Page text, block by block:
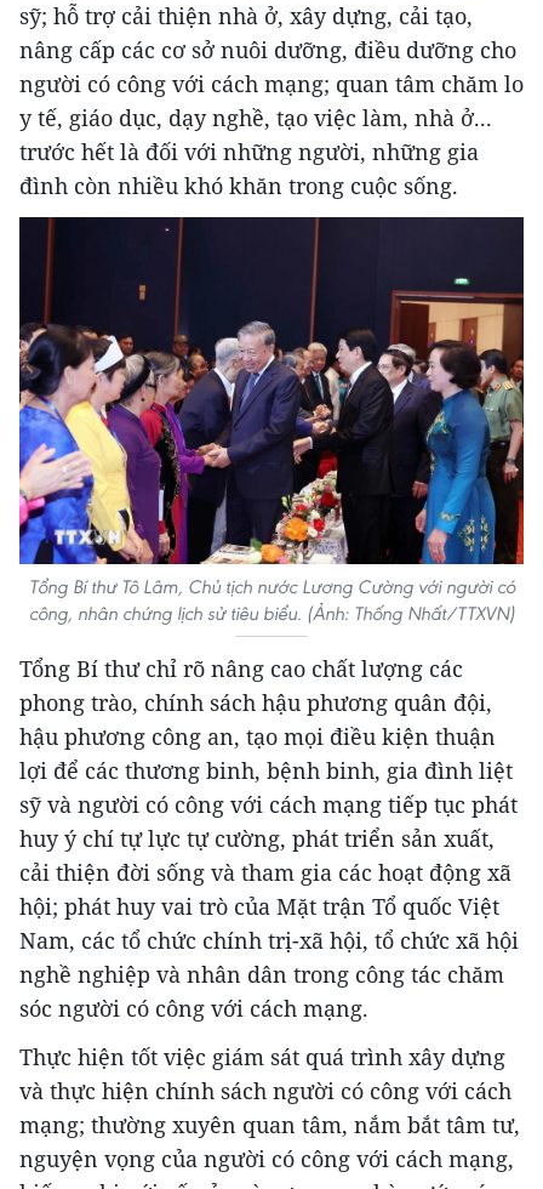
sỹ; hỗ trợ cải thiện nhà ở, xây dựng, cải tạo,
nâng cấp các cơ sở nuôi dưỡng, điều dưỡng cho
người có công với cách mạng; quan tâm chăm lo
y tế, giáo dục, dạy nghề, tạo việc làm, nhà ở...
trước hết là đối với những người, những gia
đình còn nhiều khó khăn trong cuộc sống.
Tổng Bí thư Tô Lâm, Chủ tịch nước Lương Cường với người có
công, nhân chứng lịch sử tiêu biểu. (Ảnh: Thống Nhất/TTXVN)
Tổng Bí thư chỉ rõ nâng cao chất lượng các
phong trào, chính sách hậu phương quân đội,
hậu phương công an, tạo mọi điều kiện thuận
lợi để các thương binh, bệnh binh, gia đình liệt
sỹ và người có công với cách mạng tiếp tục phát
huy ý chí tự lực tự cường, phát triển sản xuất,
cải thiện đời sống và tham gia các hoạt động xã
hội; phát huy vai trò của Mặt trận Tổ quốc Việt
Nam, các tổ chức chính trị-xã hội, tổ chức xã hội
nghề nghiệp và nhân dân trong công tác chăm
sóc người có công với cách mạng.
Thực hiện tốt việc giám sát quá trình xây dựng
và thực hiện chính sách người có công với cách
mạng; thường xuyên quan tâm, nắm bắt tâm tư,
nguyện vọng của người có công với cách mạng,